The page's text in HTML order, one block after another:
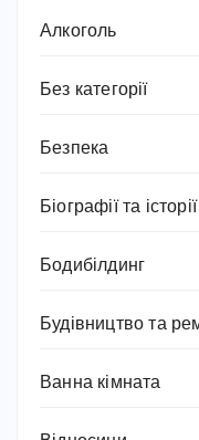
Алкоголь
Без категорії
Безпека
Біографії та
Бодибілдинг
Будівництво та
Ванна кімната